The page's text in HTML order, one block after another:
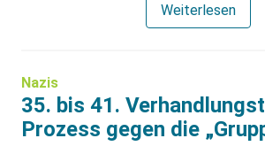
Weiterlesen
Nazis
35. bis 41.
Prozess gegen die